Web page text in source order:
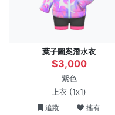
葉子圖案潛水衣
$3,000
紫色
上衣 (1x1)
追蹤 擁有